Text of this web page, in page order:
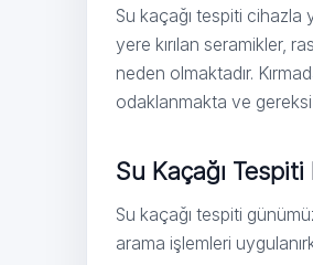
Su kaçağı tespiti cihazla
yere kırılan seramikler,
neden olmaktadır.
odaklanmakta ve
Su Kaçağı
Su kaçağı tespiti
arama işlemleri